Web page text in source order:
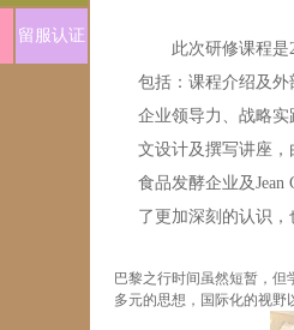
留服认证
此次研修课程
包括：课程介绍及
企业领导力、战略
文设计及撰写讲座，
食品发酵企业及
了更加深刻的认识
巴黎之行时间虽然短暂，
多元的思想，国际化的视